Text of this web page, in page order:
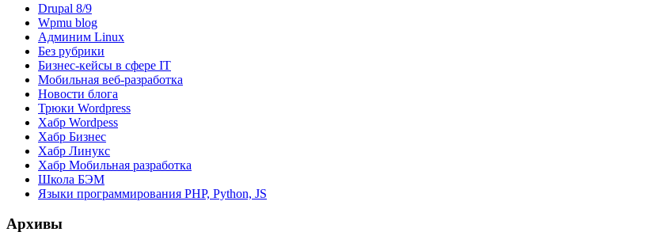
Drupal 8/9
Wpmu blog
Админим Linux
Без рубрики
Бизнес-кейсы в сфере IT
Мобильная веб-разработка
Новости блога
Трюки Wordpress
Хабр Wordpess
Хабр Бизнес
Хабр Линукс
Хабр Мобильная разработка
Школа БЭМ
Языки программирования PHP, Python, JS
Архивы